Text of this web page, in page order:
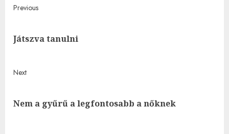
Post
navigation
Previous
Játszva tanulni
Next
Next
Nem a gyűrű a legfontosabb a nőknek